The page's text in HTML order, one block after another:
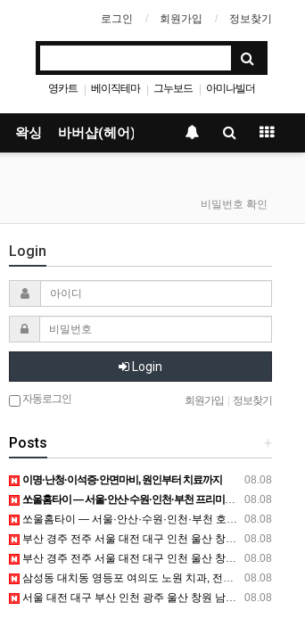
로그인 회원가입 정보찾기
영카트 | 베이직테마 | 그누보드 | 아미나빌더
왁싱 바버샵(헤어)
비밀번호 확인
Login
Login
자동로그인 회원가입 정보찾기
+
Posts
08.08
이명·난청·이석증·안면마비, 원인부터 치료까지
08.08
쏘울홈타이 — 서울·안산·수원·인천·부천 프리미엄 홈타이 방문 관리
08.08
쏘울홈타이 — 서울·안산·수원·인천·부천 호텔·자택 홈케어 상담
08.08
부산 경주 전주 서울 대전 대구 인천 울산 창원 양산 포항 천안 평택 용인 고양 성남 수원 일수, 미용학원, 가족사진, 점집, 한복대여, 독학재수학원, 재회부적 정보
08.08
부산 경주 전주 서울 대전 대구 인천 울산 창원 양산 포항 천안 평택 용인 고양 성남 수원 일수, 미용학원, 가족사진, 점집, 한복대여, 독학재수학원, 재회부적 정보
08.08
삼성동 대치동 영등포 여의도 노원 치과, 전주임플란트 대구정형외과 광주피부과 정보
08.08
서울 대전 대구 부산 인천 광주 울산 창원 남양주 이혼전문변호사 정보